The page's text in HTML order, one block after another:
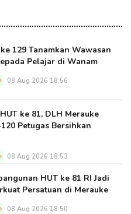
129 Tanamkan Wawasan
Pelajar di Wanam
08 Aug 2026 18:56
ke 81, DLH Merauke
Petugas Bersihkan
08 Aug 2026 18:53
HUT ke 81 RI Jadi
Persatuan di Merauke
08 Aug 2026 18:50